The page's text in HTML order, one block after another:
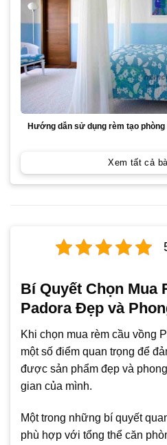
Bí Quyết Chọn Mua
Padora Đẹp và
Khi chọn mua rèm cầu vồng
một số điểm quan trọng để
được sản phẩm đẹp và
gian của mình.
Một trong những bí quyết
phù hợp với tổng thể căn
Hướng dẫn sử dụng rèm tạo phòng
Xem tất cả